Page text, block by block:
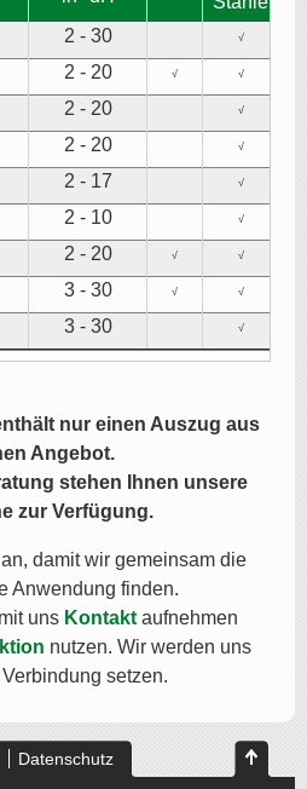
2 - 30 √
2 - 20 √ √
2 - 20 √
2 - 20 √
2 - 17 √
2 - 10 √
2 - 20 √ √
3 - 30 √ √
3 - 30 √
nur einen Auszug aus
Angebot.
stehen Ihnen unsere
zur Verfügung.
damit wir gemeinsam die
Anwendung finden.
uns Kontakt aufnehmen
nutzen. Wir werden uns
setzen.
Datenschutz